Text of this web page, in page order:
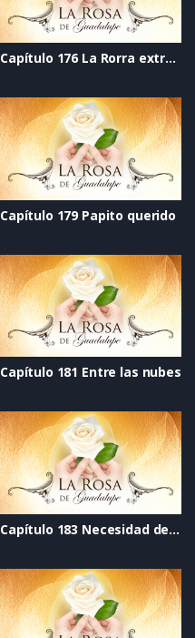
Capítulo 176 La Rorra extralarge
Capítulo 179 Papito querido
Capítulo 181 Entre las nubes
Capítulo 183 Necesidad de amor